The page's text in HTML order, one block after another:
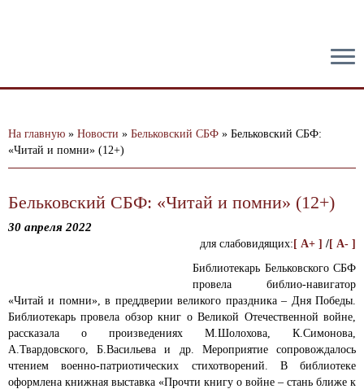
На главную » Новости » Бельковский СБФ » Бельковский СБФ:
«Читай и помни» (12+)
Бельковский СБФ: «Читай и помни» (12+)
30 апреля 2022
для слабовидящих: [ A+ ] /[ A- ]
Библиотекарь Бельковского СБФ
провела библио-навигатор
«Читай и помни», в преддверии великого праздника – Дня Победы.
Библиотекарь провела обзор книг о Великой Отечественной войне,
рассказала о произведениях М.Шолохова, К.Симонова,
А.Твардовского, Б.Васильева и др. Мероприятие сопровождалось
чтением военно-патриотических стихотворений. В библиотеке
оформлена книжная выставка «Прочти книгу о войне – стань ближе к